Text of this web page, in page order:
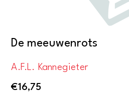
De meeuwenrots
A.F.L. Kannegieter
€16,75